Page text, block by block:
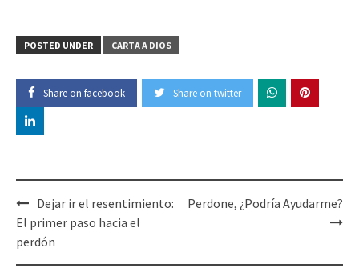
POSTED UNDER CARTA A DIOS
Share on facebook Share on twitter
Dejar ir el resentimiento:
El primer paso hacia el
perdón
Perdone, ¿Podría Ayudarme?